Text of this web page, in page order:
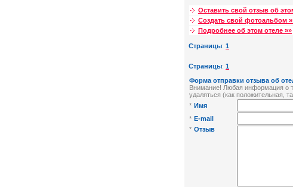
Оставить свой отзыв об
Создать свой фотоальбом
Подробнее об этом отеле »»
Страницы: 1
Страницы: 1
Форма отправки отзыва об
Внимание! Любая информация о
удаляться (как положительная,
* Имя
* E-mail
* Отзыв